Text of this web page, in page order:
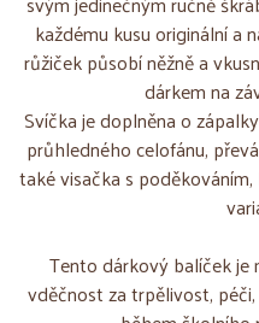
každému kusu originální a
růžiček působí něžně a
dárkem na
Svíčka je doplněna o
průhledného celofánu,
také visačka s
Tento dárkový balíček
vděčnost za trpělivost,